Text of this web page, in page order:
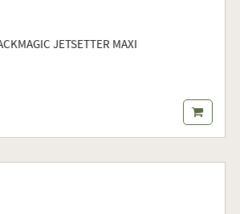
JETSETTER MAXI